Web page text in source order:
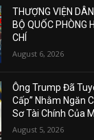
THƯỢNG VIỆN
BỘ QUỐC PHÒNG
CHÍ
August 6, 2026
Ông Trump Đã
Cấp” Nhằm Ngăn
Sơ Tài Chính Của
August 5, 2026